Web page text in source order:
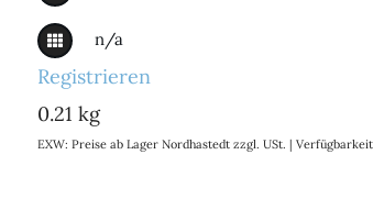
n/a
Registrieren
0.21 kg
EXW: Preise ab Lager Nordhastedt zzgl. USt. |